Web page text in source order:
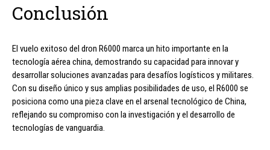
Conclusión
El vuelo exitoso del dron R6000 marca un hito importante en la
tecnología aérea china, demostrando su capacidad para innovar y
desarrollar soluciones avanzadas para desafíos logísticos y militares.
Con su diseño único y sus amplias posibilidades de uso, el R6000 se
posiciona como una pieza clave en el arsenal tecnológico de China,
reflejando su compromiso con la investigación y el desarrollo de
tecnologías de vanguardia.